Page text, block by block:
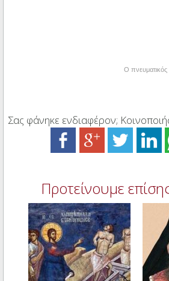
Ο πνευματικός
Σας φάνηκε ενδιαφέρον;
Προτείνουμε